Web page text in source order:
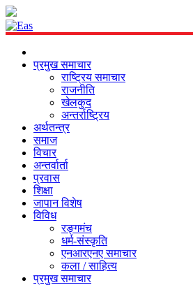
प्रमुख समाचार
राष्ट्रिय समाचार
राजनीति
खेलकुद
अन्तर्राष्ट्रिय
अर्थतन्त्र
समाज
विचार
अन्तर्वार्ता
प्रवास
शिक्षा
जापान विशेष
विविध
रङ्गमंच
धर्म-संस्कृति
एनआरएनए समाचार
कला / साहित्य
प्रमुख समाचार